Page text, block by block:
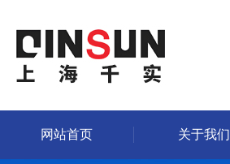
网站首页 关于我们